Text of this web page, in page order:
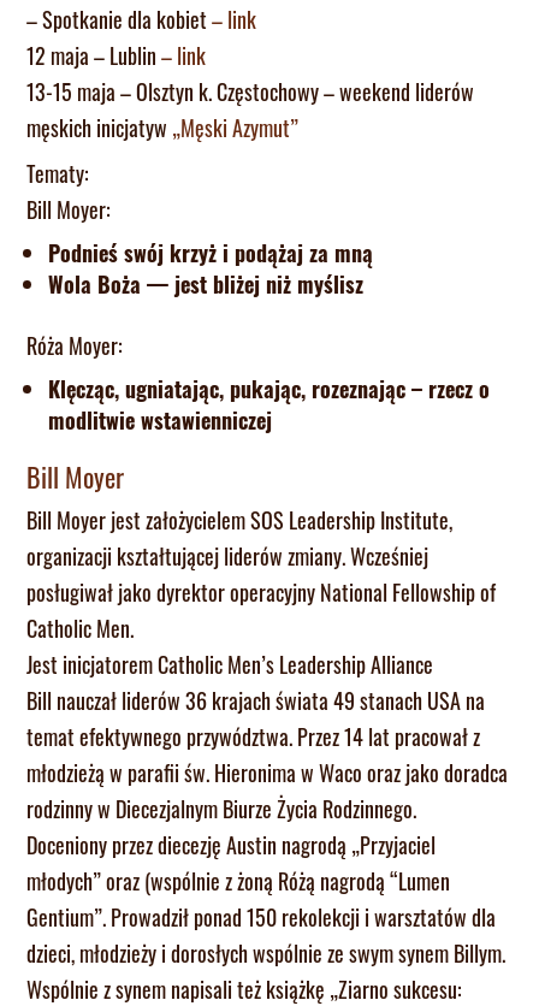
– Spotkanie dla kobiet– link
12 maja – Lublin– link
13-15 maja – Olsztyn k. Częstochowy – weekend liderów
męskich inicjatyw „Męski Azymut”
Tematy:
Bill Moyer:
Podnieś swój krzyż i podążaj za mną
Wola Boża — jest bliżej niż myślisz
Róża Moyer:
Klęcząc, ugniatając, pukając, rozeznając – rzecz o
modlitwie wstawienniczej
Bill Moyer
Bill Moyer jest założycielem SOS Leadership Institute,
organizacji kształtującej liderów zmiany. Wcześniej
posługiwał jako dyrektor operacyjny National Fellowship of
Catholic Men.
Jest inicjatorem Catholic Men’s Leadership Alliance
Bill nauczał liderów 36 krajach świata 49 stanach USA na
temat efektywnego przywództwa. Przez 14 lat pracował z
młodzieżą w parafii św. Hieronima w Waco oraz jako doradca
rodzinny w Diecezjalnym Biurze Życia Rodzinnego.
Doceniony przez diecezję Austin nagrodą „Przyjaciel
młodych” oraz (wspólnie z żoną Różą nagrodą “Lumen
Gentium”. Prowadził ponad 150 rekolekcji i warsztatów dla
dzieci, młodzieży i dorosłych wspólnie ze swym synem Billym.
Wspólnie z synem napisali też książkę „Ziarno sukcesu: